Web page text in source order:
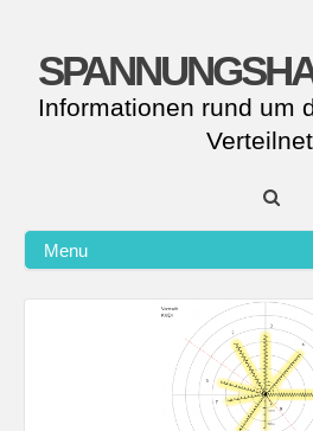
Informationen rund um
Menu